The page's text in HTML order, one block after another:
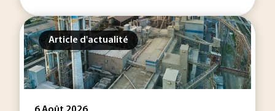
Article d'actualité